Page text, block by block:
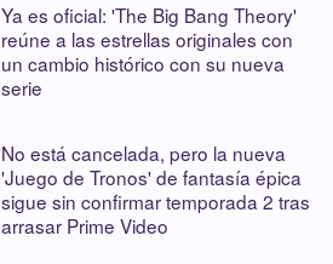
Ya es oficial: 'The Big Bang Theory'
reúne a las estrellas originales con
un cambio histórico con su nueva
serie
No está cancelada, pero la nueva
'Juego de Tronos' de fantasía épica
sigue sin confirmar temporada 2 tras
arrasar Prime Video